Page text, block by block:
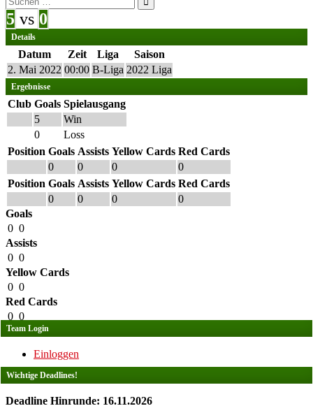
nach:
5 vs 0
Details
Datum Zeit Liga
Saison
2. Mai 2022 00:00 B-Liga 2022 Liga
Ergebnisse
Club Goals Spielausgang
5
Win
0
Loss
Position Goals Assists Yellow Cards Red Cards
0
0 0
0
Position Goals Assists Yellow Cards Red Cards
0
0 0
0
Goals
0 0
Assists
0 0
Yellow Cards
0 0
Red Cards
0 0
Team Login
Einloggen
Wichtige Deadlines!
Deadline Hinrunde: 16.11.2026